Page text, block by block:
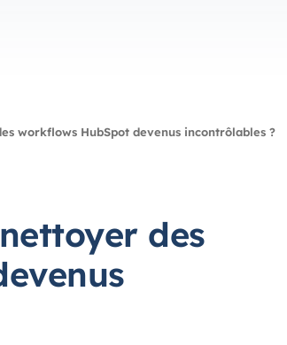
workflows HubSpot devenus incontrôlables ?
des